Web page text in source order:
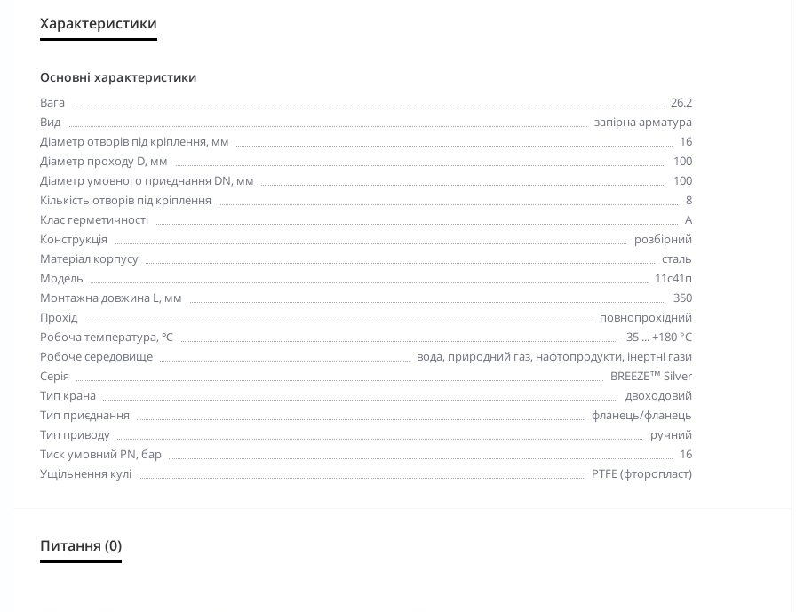
Характеристики
Основні характеристики
Вага
26.2
Вид
запірна арматура
Діаметр отворів під кріплення, мм
16
Діаметр проходу D, мм
100
Діаметр умовного приєднання DN, мм
100
Кількість отворів під кріплення
8
Клас герметичності
А
Конструкція
розбірний
Матеріал корпусу
cталь
Модель
11с41п
Монтажна довжина L, мм
350
Прохід
повнопрохідний
Робоча температура, ℃
-35 ... +180 °С
Робоче середовище
вода, природний газ, нафтопродукти, інертні гази
Серія
BREEZE™ Silver
Тип крана
двоходовий
Тип приєднання
фланець/фланець
Тип приводу
ручний
Тиск умовний PN, бар
16
Ущільнення кулі
PTFE (фторопласт)
Питання (0)